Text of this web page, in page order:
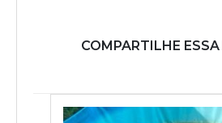
COMPARTILHE